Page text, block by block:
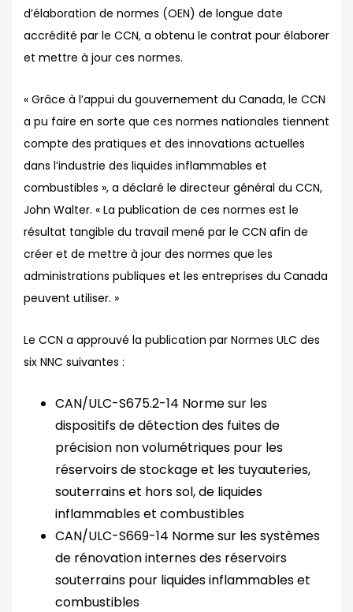
d’élaboration de normes (OEN) de longue date
accrédité par le CCN, a obtenu le contrat pour élaborer
et mettre à jour ces normes.
« Grâce à l’appui du gouvernement du Canada, le CCN
a pu faire en sorte que ces normes nationales tiennent
compte des pratiques et des innovations actuelles
dans l’industrie des liquides inflammables et
combustibles », a déclaré le directeur général du CCN,
John Walter. « La publication de ces normes est le
résultat tangible du travail mené par le CCN afin de
créer et de mettre à jour des normes que les
administrations publiques et les entreprises du Canada
peuvent utiliser. »
Le CCN a approuvé la publication par Normes ULC des
six NNC suivantes :
CAN/ULC-S675.2-14 Norme sur les
dispositifs de détection des fuites de
précision non volumétriques pour les
réservoirs de stockage et les tuyauteries,
souterrains et hors sol, de liquides
inflammables et combustibles
CAN/ULC-S669-14 Norme sur les systèmes
de rénovation internes des réservoirs
souterrains pour liquides inflammables et
combustibles